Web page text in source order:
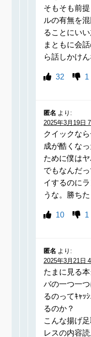
そもそも前
ルの有無を
ることにい
まともに会
ら話しかけ
32 1
匿名 より:
2025年3月19日
クイックな
成が酷くな
ために僕はヤ
でもなんだ
イするのに
うな。勝ち
10 1
匿名 より:
2025年3月21日
たまに見る
バの一つ一
るのってｷｬｯ
るのか？
こんな揚げ
レスの内容